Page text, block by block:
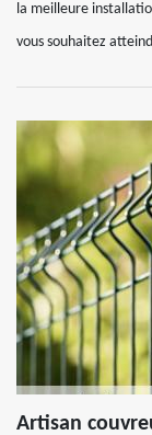
la meilleure
vous souhaitez
Artisan